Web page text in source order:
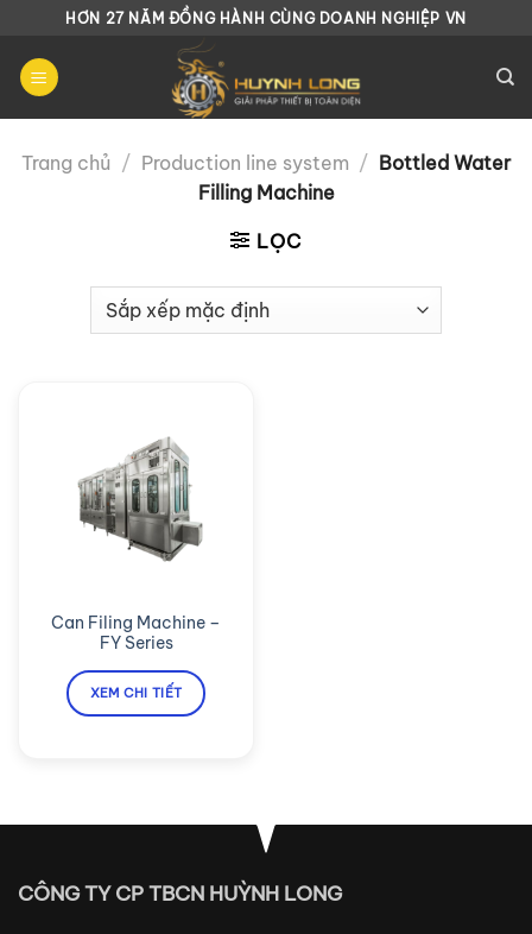
Chuyển
nội
dung
HƠN 27 NĂM ĐỒNG HÀNH CÙNG DOANH NGHIỆP VN
Trang chủ / Production line system / Bottled Water
Filling Machine
LỌC
Can Filing Machine –
FY Series
XEM CHI TIẾT
CÔNG TY CP TBCN HUỲNH LONG